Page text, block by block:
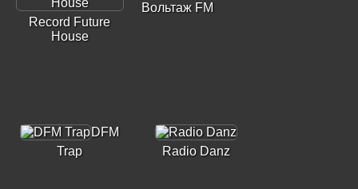
Record Future
House
Вольтаж FM
DFM
Trap
Radio Danz